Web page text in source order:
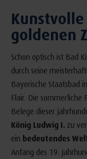
goldenen
Schon optisch ist Bad
durch seine
Bayerische Staatsbad
Flair. Die sommerliche
Belege dieser
König Ludwig I.zu
ein bedeutendes
Anfang des 19.